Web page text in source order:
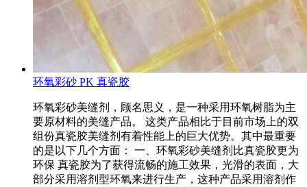
环氧彩砂 PK 真瓷胶
环氧彩砂美缝剂，顾名思义，是一种采用环氧树脂为主
要原材料的美缝产品。 这类产品相比于目前市场上的双
组份真瓷胶美缝剂有着性能上的巨大优势。其中最重要
的是以下几个方面： 一、环氧彩砂美缝剂比真瓷胶更为
环保 真瓷胶为了获得流畅的施工效果，光滑的表面，大
部分采用溶剂型环氧来进行生产，这种产品采用溶剂作